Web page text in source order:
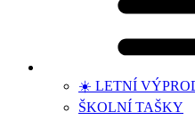
☀️ LETNÍ
ŠKOLNÍ TAŠKY